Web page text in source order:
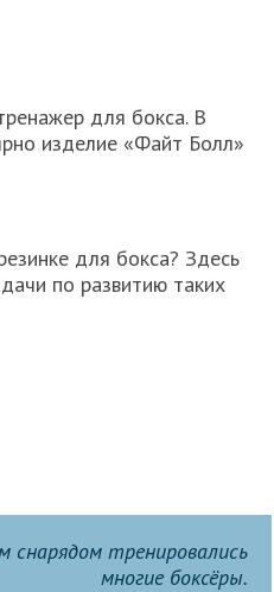
для бокса. В
изделие «Файт Болл»
для бокса? Здесь
по развитию таких
снарядом тренировались
многие боксёры.